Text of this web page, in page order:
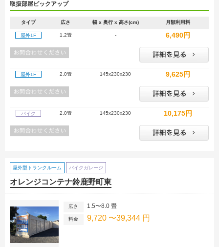
取扱部屋ピックアップ
タイプ 広さ 幅 x 奥行 x 高さ(cm) 月額利用料
屋外1F 1.2畳 - 6,490円
屋外1F 2.0畳 145x230x230 9,625円
バイク 2.0畳 145x230x230 10,175円
屋外型トランクルーム バイクガレージ
オレンジコンテナ鈴鹿野町東
広さ 1.5〜8.0 畳
料金 9,720 〜39,344 円